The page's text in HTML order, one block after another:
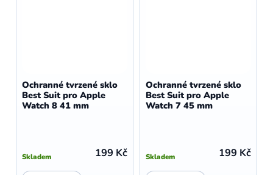
Ochranné tvrzené sklo
Best Suit pro Apple
Watch 8 41 mm
Skladem 199 Kč
Ochranné tvrzené sklo
Best Suit pro Apple
Watch 7 45 mm
Skladem 199 Kč